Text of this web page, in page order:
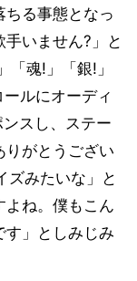
ちる事態となっ
いません?」と
魂!」「銀!」
ルにオーディ
スし、ステー
りがとうござい
ズみたいな」と
よね。僕もこん
す」としみじみ